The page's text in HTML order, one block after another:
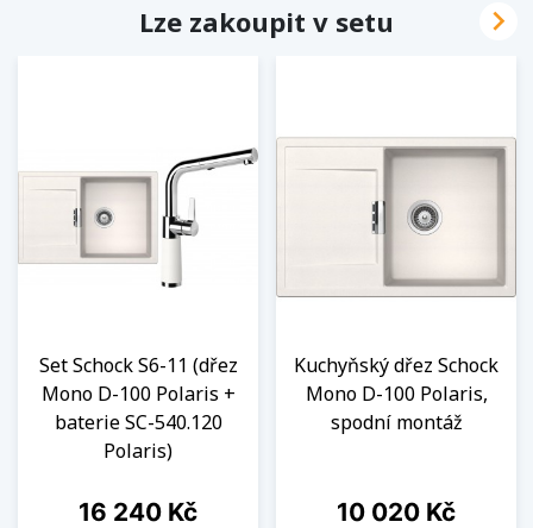
Lze zakoupit v setu
Set Schock S6-11 (dřez
Mono D-100 Polaris +
baterie SC-540.120
Polaris)
Cena
16 240 Kč
Kuchyňský dřez Schock
Mono D-100 Polaris,
spodní montáž
Cena
10 020 Kč
